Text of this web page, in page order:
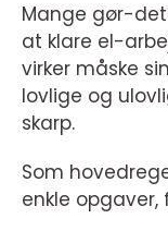
Mange gør-
at klare el-
virker måske
lovlige og
skarp.
Som
enkle opgaver,